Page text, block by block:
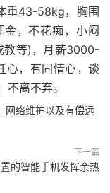
重43-58kg，胸围
，不花痴，小闷
教等)，月薪3000-
心，有同情心，谈
离不弃。
网络维护以及有偿远
下一篇
的智能手机发挥余热